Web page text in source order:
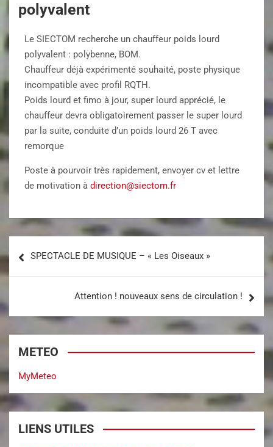
polyvalent
Le SIECTOM recherche un chauffeur poids lourd
polyvalent : polybenne, BOM.
Chauffeur déjà expérimenté souhaité, poste physique
incompatible avec profil RQTH.
Poids lourd et fimo à jour, super lourd apprécié, le
chauffeur devra obligatoirement passer le super lourd
par la suite, conduite d’un poids lourd 26 T avec
remorque
Poste à pourvoir très rapidement, envoyer cv et lettre
de motivation à direction@siectom.fr
SPECTACLE DE MUSIQUE – « Les Oiseaux »
Attention ! nouveaux sens de circulation !
METEO
MyMeteo
LIENS UTILES